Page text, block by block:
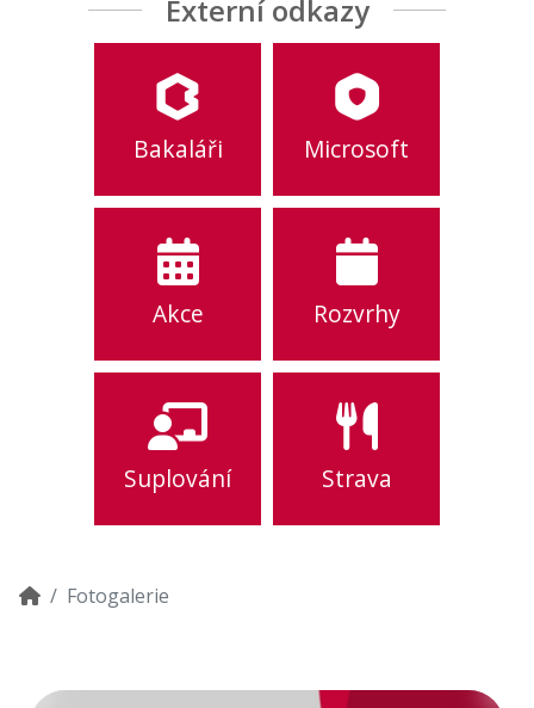
Externí odkazy
Bakaláři Microsoft
Akce Rozvrhy
Suplování Strava
Fotogalerie